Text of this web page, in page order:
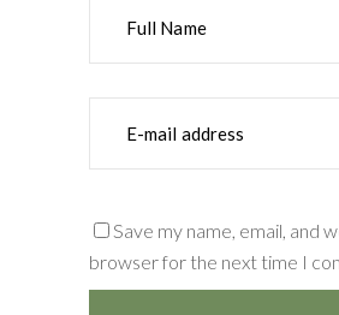
Save my name, email, and
browser for the next time I